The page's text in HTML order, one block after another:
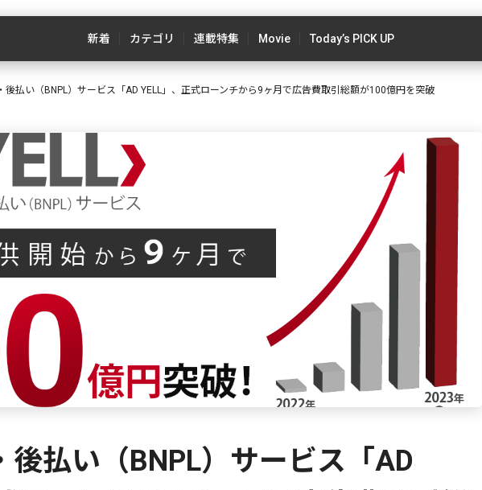
新着 カテゴリ 連載特集 Movie Today’s PICK UP
後払い（BNPL）サービス「AD YELL」、正式ローンチから9ヶ月で広告費取引総額が100億円を突破
後払い（BNPL）サービス「AD